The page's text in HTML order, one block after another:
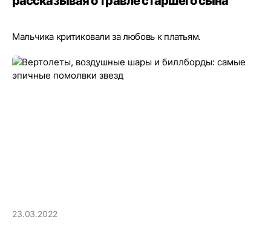
Мальчика критиковали за любовь к платьям.
23.03.2022